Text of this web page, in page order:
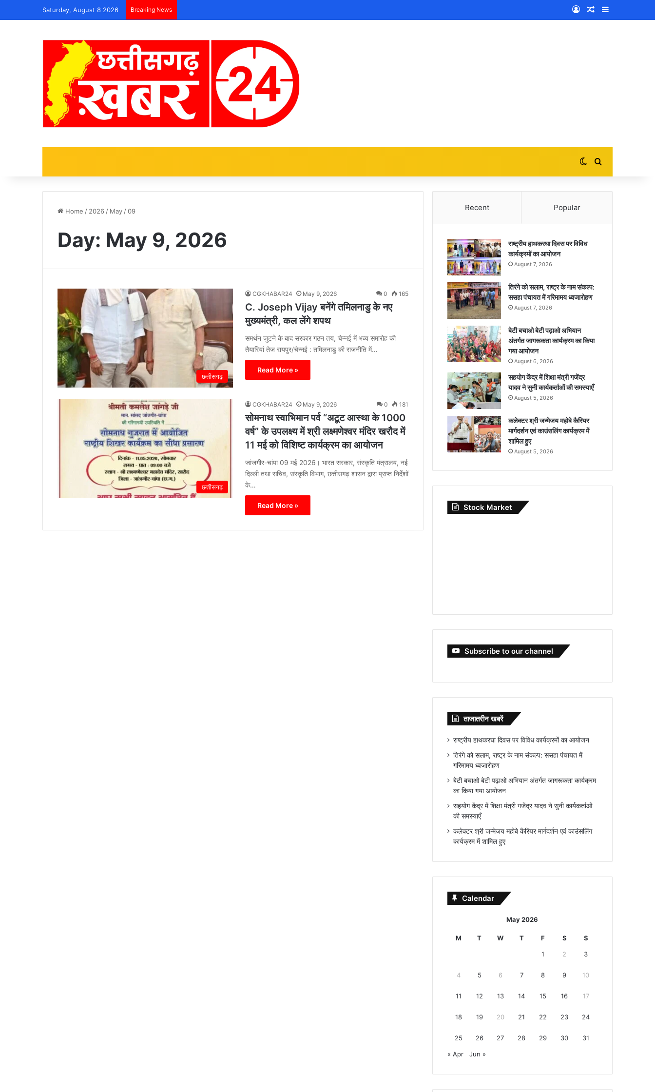
Saturday, August 8 2026 Breaking News Log InRandom Article
Switch skin
Home / 2026 / May /09
Day: May 9, 2026
छत्तीसगढ़
CGKHABAR24 May 9, 2026 0 165
C. Joseph Vijay बनेंगे तमिलनाडु के नए
मुख्यमंत्री, कल लेंगे शपथ
समर्थन जुटने के बाद सरकार गठन तय, चेन्नई में भव्य समारोह की
तैयारियां तेज रायपुर/चेन्नई : तमिलनाडु की राजनीति में…
Read More »
छत्तीसगढ़
CGKHABAR24 May 9, 2026 0 181
सोमनाथ स्वाभिमान पर्व “अटूट आस्था के 1000
वर्ष” के उपलक्ष्य में श्री लक्ष्मणेश्वर मंदिर खरौद में
11 मई को विशिष्ट कार्यक्रम का आयोजन
जांजगीर-चांपा 09 मई 2026। भारत सरकार, संस्कृति मंत्रालय, नई
दिल्ली तथा सचिव, संस्कृति विभाग, छत्तीसगढ़ शासन द्वारा प्राप्त निर्देशों
के…
Read More »
Recent Popular
राष्ट्रीय हाथकरघा दिवस पर विविध
कार्यक्रमों का आयोजन
August 7, 2026
तिरंगे को सलाम, राष्ट्र के नाम संकल्प:
ससहा पंचायत में गरिमामय ध्वजारोहण
August 7, 2026
बेटी बचाओ बेटी पढ़ाओ अभियान
अंतर्गत जागरूकता कार्यक्रम का किया
गया आयोजन
August 6, 2026
सहयोग केंद्र में शिक्षा मंत्री गजेंद्र
यादव ने सुनी कार्यकर्ताओं की समस्याएँ
August 5, 2026
कलेक्टर श्री जन्मेजय महोबे कैरियर
मार्गदर्शन एवं काउंसलिंग कार्यक्रम में
शामिल हुए
August 5, 2026
Stock Market
Subscribe to our channel
ताजातरीन खबरें
राष्ट्रीय हाथकरघा दिवस पर विविध कार्यक्रमों का आयोजन
तिरंगे को सलाम, राष्ट्र के नाम संकल्प: ससहा पंचायत में
गरिमामय ध्वजारोहण
बेटी बचाओ बेटी पढ़ाओ अभियान अंतर्गत जागरूकता कार्यक्रम
का किया गया आयोजन
सहयोग केंद्र में शिक्षा मंत्री गजेंद्र यादव ने सुनी कार्यकर्ताओं
की समस्याएँ
कलेक्टर श्री जन्मेजय महोबे कैरियर मार्गदर्शन एवं काउंसलिंग
कार्यक्रम में शामिल हुए
Calendar
May 2026
M T W T F S S
1 2 3
4 5 6 7 8 9 10
11 12 13 14 15 16 17
18 19 20 21 22 23 24
25 26 27 28 29 30 31
« Apr Jun »